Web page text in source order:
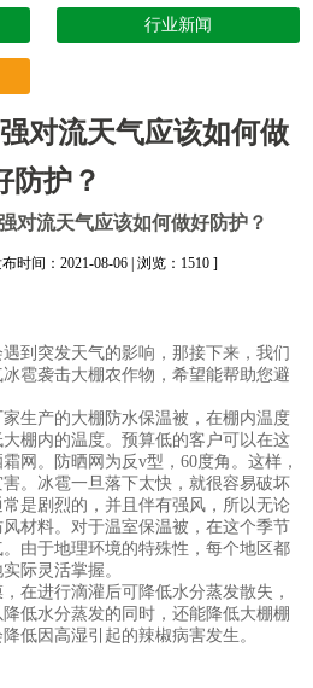
行业新闻
对流天气应该如何做
防护？
流天气应该如何做好防护？
时间：2021-08-06 | 浏览：1510 ]
到突发天气的影响，那接下来，我们
雹袭击大棚农作物，希望能帮助您避
生产的大棚防水保温被，在棚内温度
棚内的温度。预算低的客户可以在这
网。防晒网为反v型，60度角。这样，
。冰雹一旦落下太快，就很容易破坏
是剧烈的，并且伴有强风，所以无论
材料。对于温室保温被，在这个季节
由于地理环境的特殊性，每个地区都
际灵活掌握。
在进行滴灌后可降低水分蒸发散失，
低水分蒸发的同时，还能降低大棚棚
低因高湿引起的辣椒病害发生。